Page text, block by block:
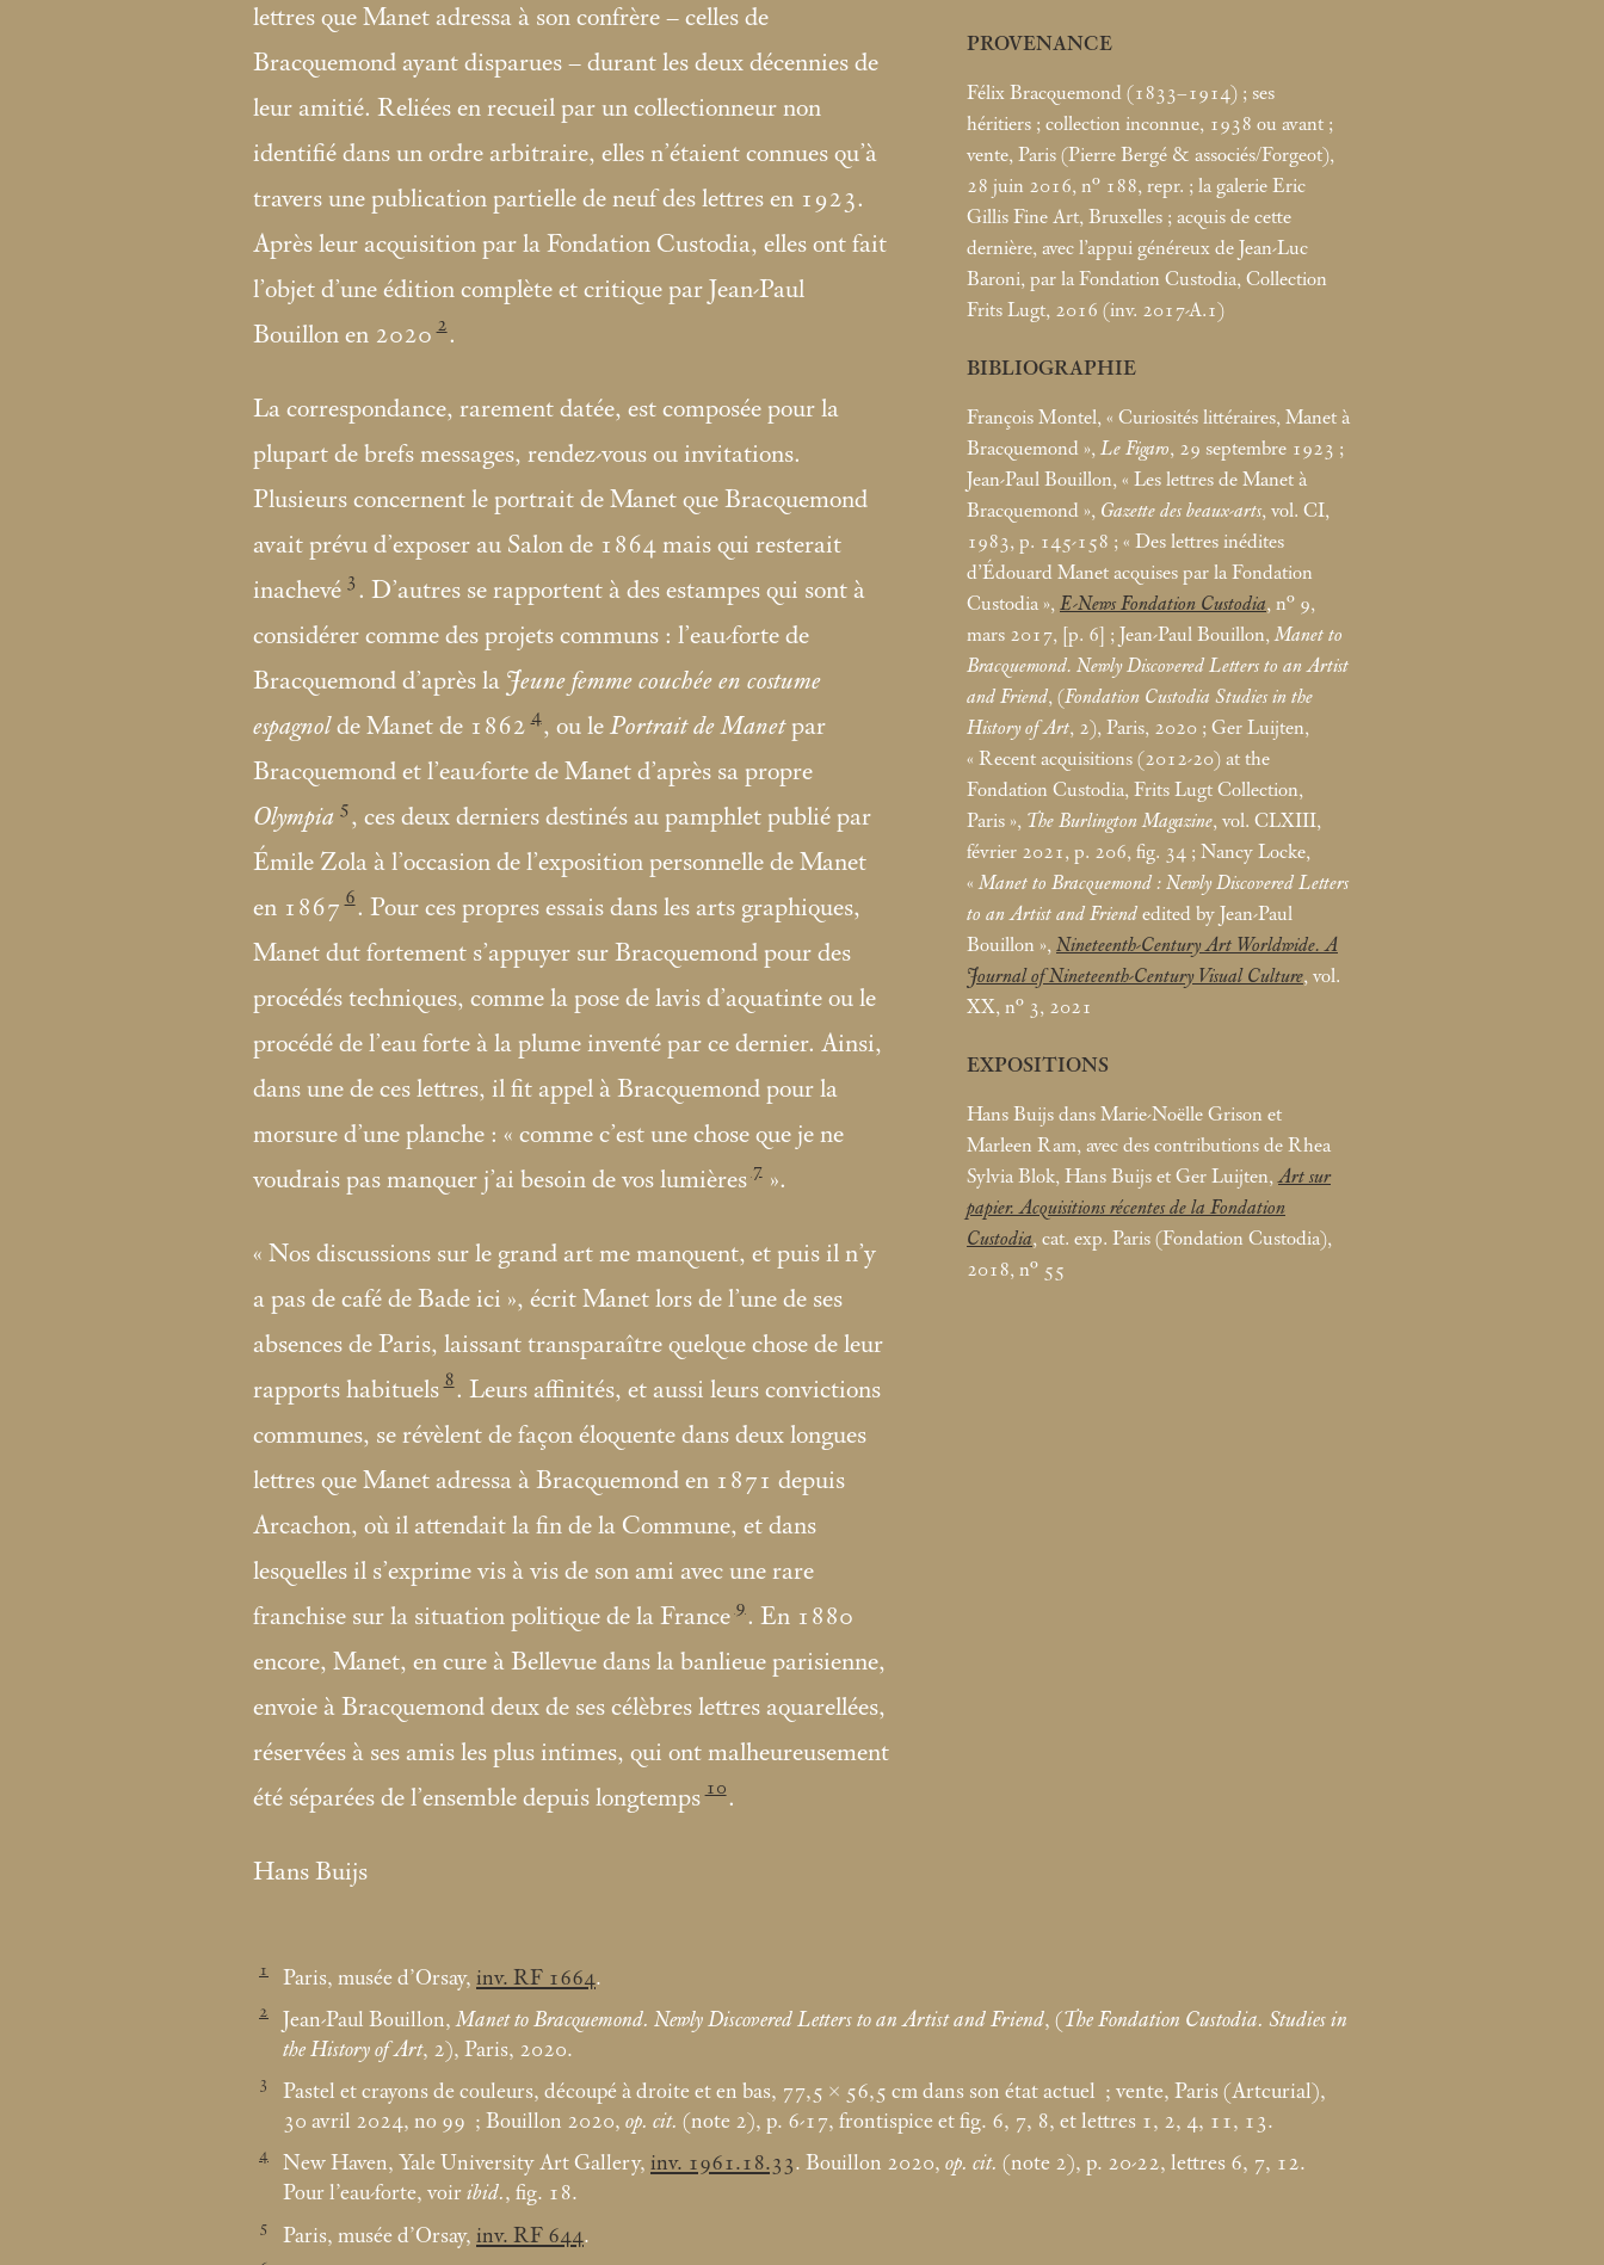
lettres que Manet adressa à son confrère – celles de
Bracquemond ayant disparues – durant les deux décennies de
leur amitié. Reliées en recueil par un collectionneur non
identifié dans un ordre arbitraire, elles n’étaient connues qu’à
travers une publication partielle de neuf des lettres en 1923.
Après leur acquisition par la Fondation Custodia, elles ont fait
l’objet d’une édition complète et critique par Jean-Paul
Bouillon en 2020 2.
La correspondance, rarement datée, est composée pour la
plupart de brefs messages, rendez-vous ou invitations.
Plusieurs concernent le portrait de Manet que Bracquemond
avait prévu d’exposer au Salon de 1864 mais qui resterait
inachevé 3 . D’autres se rapportent à des estampes qui sont à
considérer comme des projets communs : l’eau-forte de
Bracquemond d’après la Jeune femme couchée en costume
espagnolde Manet de 1862 4, ou lePortrait de Manetpar
Bracquemond et l’eau-forte de Manet d’après sa propre
Olympia 5, ces deux derniers destinés au pamphlet publié par
Émile Zola à l’occasion de l’exposition personnelle de Manet
en 1867 6. Pour ces propres essais dans les arts graphiques,
Manet dut fortement s’appuyer sur Bracquemond pour des
procédés techniques, comme la pose de lavis d’aquatinte ou le
procédé de l’eau forte à la plume inventé par ce dernier. Ainsi,
dans une de ces lettres, il fit appel à Bracquemond pour la
morsure d’une planche : « comme c’est une chose que je ne
voudrais pas manquer j’ai besoin de vos lumières 7 ».
« Nos discussions sur le grand art me manquent, et puis il n’y
a pas de café de Bade ici », écrit Manet lors de l’une de ses
absences de Paris, laissant transparaître quelque chose de leur
rapports habituels 8. Leurs affinités, et aussi leurs convictions
communes, se révèlent de façon éloquente dans deux longues
lettres que Manet adressa à Bracquemond en 1871 depuis
Arcachon, où il attendait la fin de la Commune, et dans
lesquelles il s’exprime vis à vis de son ami avec une rare
franchise sur la situation politique de la France 9. En 1880
encore, Manet, en cure à Bellevue dans la banlieue parisienne,
envoie à Bracquemond deux de ses célèbres lettres aquarellées,
réservées à ses amis les plus intimes, qui ont malheureusement
été séparées de l’ensemble depuis longtemps 10.
Hans Buijs
PROVENANCE
Félix Bracquemond (1833–1914) ; ses
héritiers ; collection inconnue, 1938 ou avant ;
vente, Paris (Pierre Bergé & associés/Forgeot),
28 juin 2016, n° 188, repr. ; la galerie Eric
Gillis Fine Art, Bruxelles ; acquis de cette
dernière, avec l’appui généreux de Jean-Luc
Baroni, par la Fondation Custodia, Collection
Frits Lugt, 2016 (inv. 2017-A.1)
BIBLIOGRAPHIE
François Montel, « Curiosités littéraires, Manet à
Bracquemond », Le Figaro, 29 septembre 1923 ;
Jean-Paul Bouillon, « Les lettres de Manet à
Bracquemond », Gazette des beaux-arts, vol. CI,
1983, p. 145-158 ; « Des lettres inédites
d’Édouard Manet acquises par la Fondation
Custodia », E-News Fondation Custodia, n° 9,
mars 2017, [p. 6] ; Jean-Paul Bouillon,Manet to
Bracquemond. Newly Discovered Letters to an Artist
and Friend, (Fondation Custodia Studies in the
History of Art, 2), Paris, 2020 ; Ger Luijten,
« Recent acquisitions (2012-20) at the
Fondation Custodia, Frits Lugt Collection,
Paris », The Burlington Magazine, vol. CLXIII,
février 2021, p. 206, fig. 34 ; Nancy Locke,
« Manet to Bracquemond : Newly Discovered Letters
to an Artist and Friend edited by Jean-Paul
Bouillon », Nineteenth-Century Art Worldwide. A
Journal of Nineteenth-Century Visual Culture, vol.
XX, n° 3, 2021
EXPOSITIONS
Hans Buijs dans Marie-Noëlle Grison et
Marleen Ram, avec des contributions de Rhea
Sylvia Blok, Hans Buijs et Ger Luijten,Art sur
papier. Acquisitions récentes de la Fondation
Custodia, cat. exp. Paris (Fondation Custodia),
2018, n° 55
1 Paris, musée d’Orsay, inv. RF 1664.
2 Jean-Paul Bouillon,Manet to Bracquemond. Newly Discovered Letters to an Artist and Friend, (The Fondation Custodia. Studies in
the History of Art, 2), Paris, 2020.
3 Pastel et crayons de couleurs, découpé à droite et en bas, 77,5 × 56,5 cm dans son état actuel ; vente, Paris (Artcurial),
30 avril 2024, no 99 ; Bouillon 2020, op. cit. (note 2), p. 6-17, frontispice et fig. 6, 7, 8, et lettres 1, 2, 4, 11, 13.
4 New Haven, Yale University Art Gallery, inv. 1961.18.33. Bouillon 2020, op. cit. (note 2), p. 20-22, lettres 6, 7, 12.
Pour l’eau-forte, voir ibid., fig. 18.
5 Paris, musée d’Orsay, inv. RF 644.